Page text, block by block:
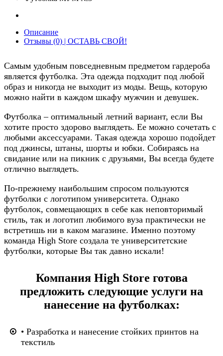
Описание
Отзывы (0) | ОСТАВЬ СВОЙ!
Самым удобным повседневным предметом гардероба
является футболка. Эта одежда подходит под любой
образ и никогда не выходит из моды. Вещь, которую
можно найти в каждом шкафу мужчин и девушек.
Футболка – оптимальный летний вариант, если Вы
хотите просто здорово выглядеть. Ее можно сочетать с
любыми аксессуарами. Такая одежда хорошо подойдет
под джинсы, штаны, шорты и юбки. Собираясь на
свидание или на пикник с друзьями, Вы всегда будете
отлично выглядеть.
По-прежнему наибольшим спросом пользуются
футболки с логотипом университета. Однако
футболок, совмещающих в себе как неповторимый
стиль, так и логотип любимого вуза практически не
встретишь ни в каком магазине. Именно поэтому
команда High Store создала те университетские
футболки, которые Вы так давно искали!
Компания High Store готова
предложить следующие услуги на
нанесение на футболках:
• Разработка и нанесение стойких принтов на
текстиль